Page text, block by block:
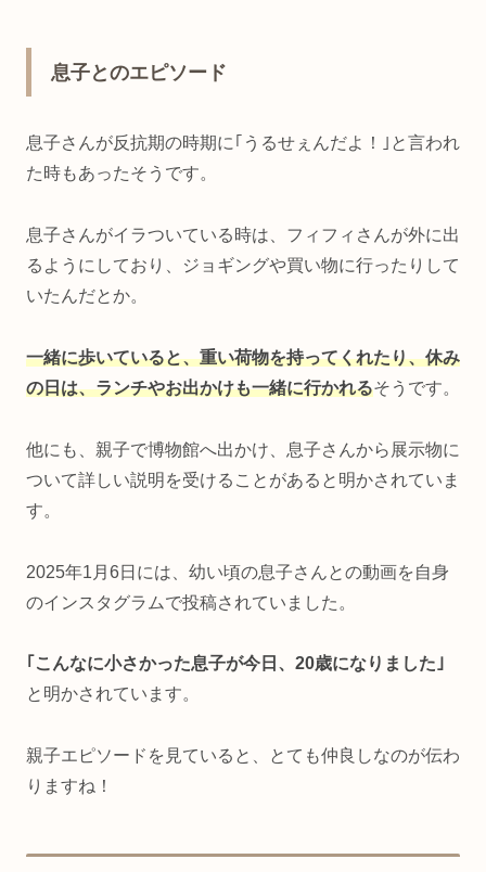
息子とのエピソード
息子さんが反抗期の時期に｢うるせぇんだよ！｣と言われ
た時もあったそうです。
息子さんがイラついている時は、フィフィさんが外に出
るようにしており、ジョギングや買い物に行ったりして
いたんだとか。
一緒に歩いていると、重い荷物を持ってくれたり、休み
の日は、ランチやお出かけも一緒に行かれるそうです。
他にも、親子で博物館へ出かけ、息子さんから展示物に
ついて詳しい説明を受けることがあると明かされていま
す。
2025年1月6日には、幼い頃の息子さんとの動画を自身
のインスタグラムで投稿されていました。
｢こんなに小さかった息子が今日、20歳になりました｣
と明かされています。
親子エピソードを見ていると、とても仲良しなのが伝わ
りますね！